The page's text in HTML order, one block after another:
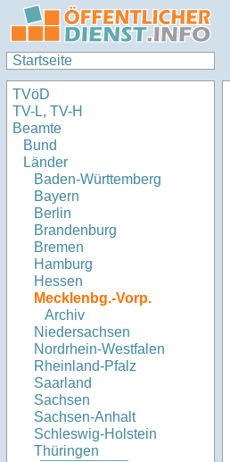
Startseite
TVöD
TV-L, TV-H
Beamte
Bund
Länder
Baden-Württemberg
Bayern
Berlin
Brandenburg
Bremen
Hamburg
Hessen
Mecklenbg.-Vorp.
Archiv
Niedersachsen
Nordrhein-Westfalen
Rheinland-Pfalz
Saarland
Sachsen
Sachsen-Anhalt
Schleswig-Holstein
Thüringen